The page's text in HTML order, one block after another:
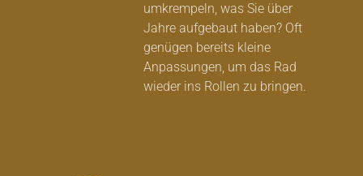
umkrempeln, was Sie über
Jahre aufgebaut haben? Oft
genügen bereits kleine
Anpassungen, um das Rad
wieder ins Rollen zu bringen.